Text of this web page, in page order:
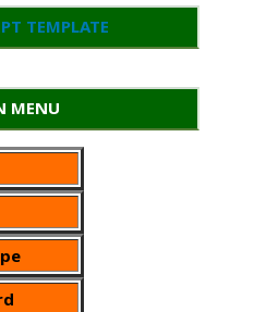
TEMPLATE
MENU